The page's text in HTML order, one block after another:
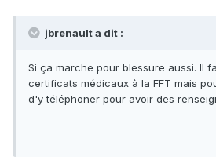
jbrenault a dit :
Si ça marche pour blessure aussi. Il
certificats médicaux à la FFT mais
d'y téléphoner pour avoir des